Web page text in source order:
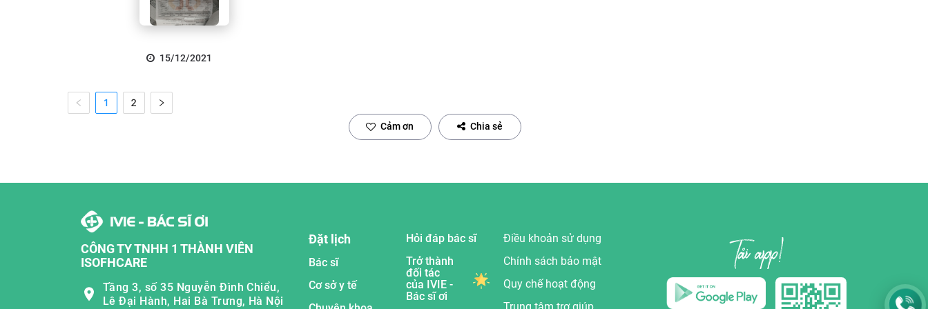
15/12/2021
1 2
Cảm ơn Chia sẻ
CÔNG TY TNHH 1 THÀNH VIÊN
ISOFHCARE
Tầng 3, số 35 Nguyễn Đình Chiểu,
Lê Đại Hành, Hai Bà Trưng, Hà Nội
Đặt lịch
Bác sĩ
Cơ sở y tế
Hỏi đáp bác sĩ
Trở thành
đối tác
của IVIE -
Bác sĩ ơi
Điều khoản sử dụng
Chính sách bảo mật
Quy chế hoạt động
Trung tâm trợ giúp